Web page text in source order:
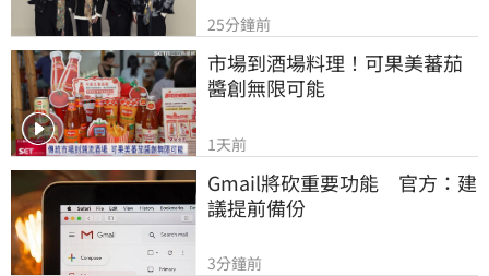
25分鐘前
市場到酒場料理！可果美蕃茄
醬創無限可能
1天前
Gmail將砍重要功能　官方：建
議提前備份
3分鐘前